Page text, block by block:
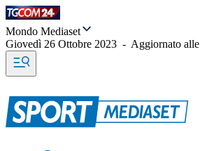
Mondo Mediaset
Giovedì 26 Ottobre 2023 - Aggiornato alle